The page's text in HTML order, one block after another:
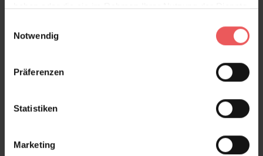
haben oder die sie im Rahmen Ihrer Nutzung der Dienste
Notwendig
Präferenzen
Statistiken
Marketing